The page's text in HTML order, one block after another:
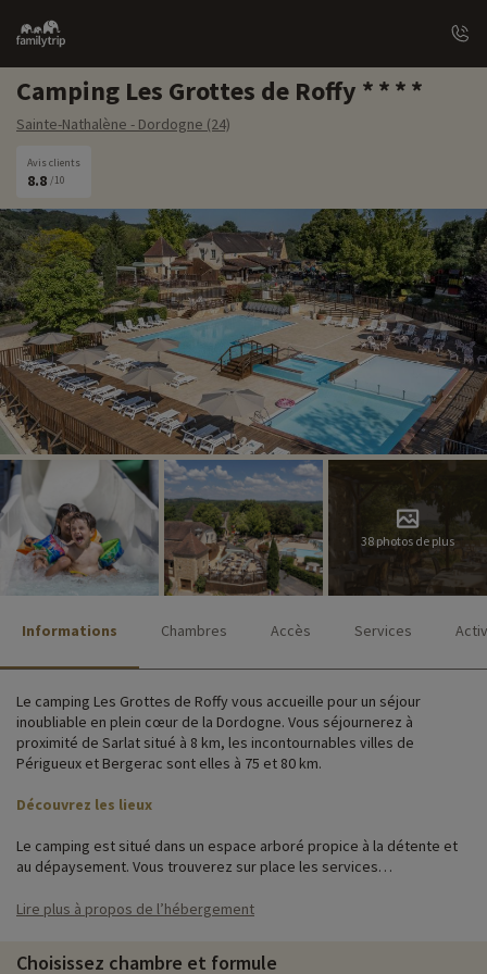
Family
trip
Camping Les Grottes de Roffy
Sainte-Nathalène - Dordogne (24)
Avis clients
8.8 /10
38 photos de plus
Informations Chambres Accès Services
Le camping Les Grottes de Roffy vous accueille pour un séjour
inoubliable en plein cœur de la Dordogne. Vous séjournerez à
proximité de Sarlat situé à 8 km, les incontournables villes de
Périgueux et Bergerac sont elles à 75 et 80 km.
Découvrez les lieux
Le camping est situé dans un espace arboré propice à la détente et
au dépaysement. Vous trouverez sur place les services
épicerie, espace aquatique, parking, aires de jeux et laverie.
vous apporteront tout le confort dont vous aurez besoin. Chaque
Lire plus à propos de l’hébergement
Choisissez chambre et formule